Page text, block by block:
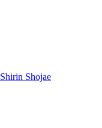
Shirin Shojae